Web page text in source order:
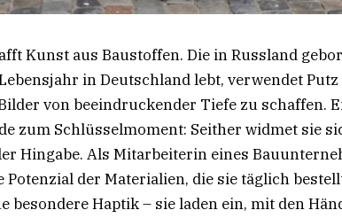
Kunst aus Baustoffen. Die in Russland
in Deutschland lebt, verwendet
von beeindruckender Tiefe zu schaffen.
zum Schlüsselmoment: Seither widmet sie
Hingabe. Als Mitarbeiterin eines
Potenzial der Materialien, die sie täglich
besondere Haptik – sie laden ein, mit den